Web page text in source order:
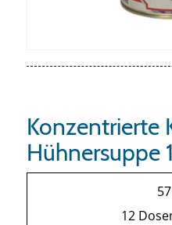
Konzentrierte
Hühnersuppe
12